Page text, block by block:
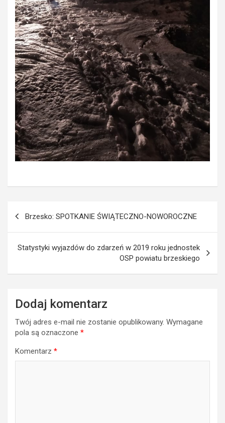
Brzesko: SPOTKANIE ŚWIĄTECZNO-NOWOROCZNE
Statystyki wyjazdów do zdarzeń w 2019 roku jednostek
OSP powiatu brzeskiego
Dodaj komentarz
Twój adres e-mail nie zostanie opublikowany. Wymagane
pola są oznaczone *
Komentarz *